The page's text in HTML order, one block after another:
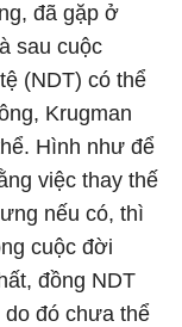
đã gặp ở
sau cuộc
(NDT) có thể
Krugman
Hình như để
việc thay thế
nếu có, thì
cuộc đời
đồng NDT
đó chưa thể